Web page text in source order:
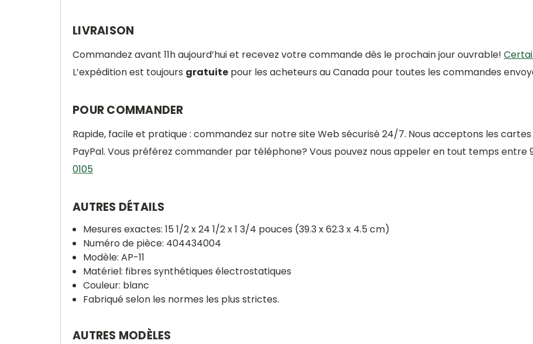
LIVRAISON
Commandez avant 11h aujourd’hui et recevez votre commande dès le prochain jour ouvrable!
L’expédition est toujours gratuite pour les acheteurs au Canada pour toutes les commandes
POUR COMMANDER
Rapide, facile et pratique : commandez sur notre site Web sécurisé 24/7. Nous acceptons les
PayPal. Vous préférez commander par téléphone? Vous pouvez nous appeler en tout temps entre
0105
AUTRES DÉTAILS
Mesures exactes: 15 1/2 x 24 1/2 x 1 3/4 pouces (39.3 x 62.3 x 4.5 cm)
Numéro de pièce: 404434004
Modèle: AP-11
Matériel: fibres synthétiques électrostatiques
Couleur: blanc
Fabriqué selon les normes les plus strictes.
AUTRES MODÈLES